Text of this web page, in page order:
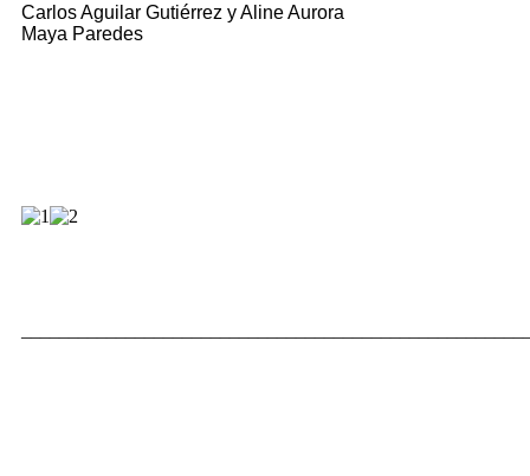
Carlos Aguilar Gutiérrez y Aline Aurora
Maya Paredes